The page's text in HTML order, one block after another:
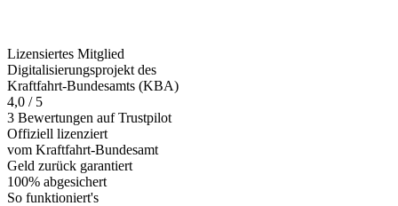
Lizensiertes Mitglied
Digitalisierungsprojekt des
Kraftfahrt-Bundesamts (KBA)
4,0 / 5
3 Bewertungen auf Trustpilot
Offiziell lizenziert
vom Kraftfahrt-Bundesamt
Geld zurück garantiert
100% abgesichert
So funktioniert's